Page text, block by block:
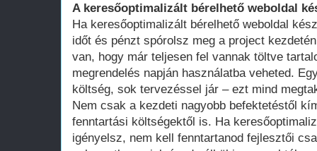
A keresőoptimalizált bérelhető weboldal
Ha keresőoptimalizált bérelhető weboldal
időt és pénzt spórolsz meg a project
van, hogy már teljesen fel vannak töltve
megrendelés napján használatba veheted.
költség, sok tervezéssel jár – ezt mind
Nem csak a kezdeti nagyobb befektetéstől
fenntartási költségektől is. Ha
igényelsz, nem kell fenntartanod fejlesztői